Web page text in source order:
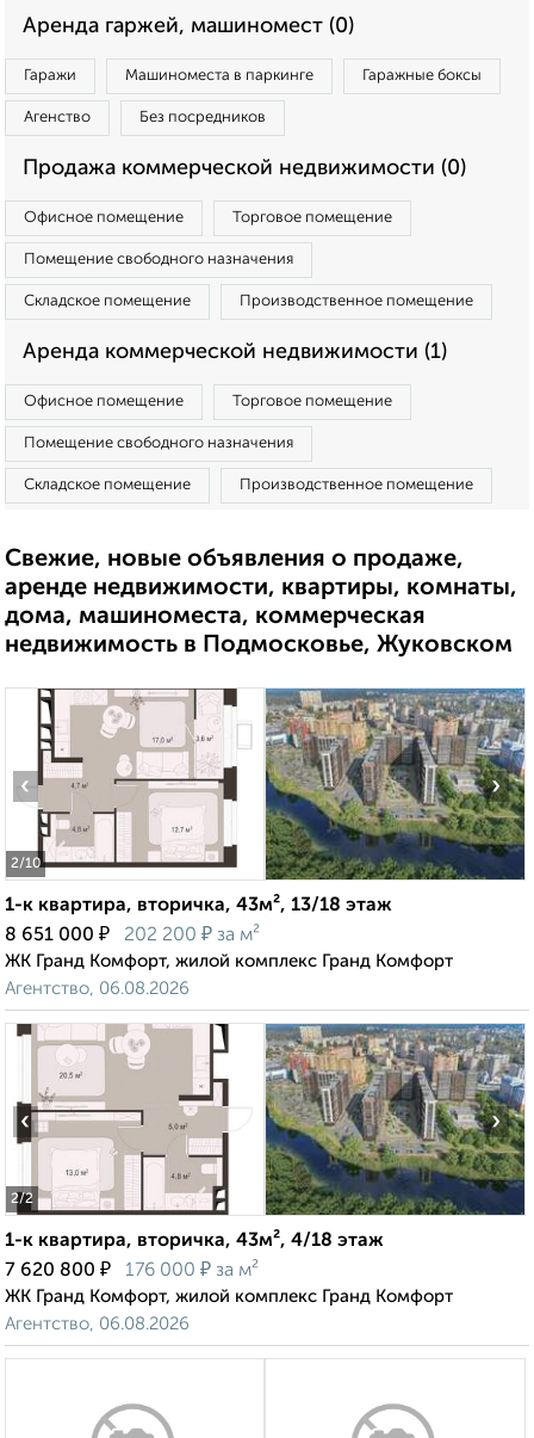
Аренда гаржей, машиномест (0)
Гаражи Машиноместа в паркинге Гаражные боксы
Агенство Без посредников
Продажа коммерческой недвижимости (0)
Офисное помещение Торговое помещение
Помещение свободного назначения
Складское помещение Производственное помещение
Аренда коммерческой недвижимости (1)
Офисное помещение Торговое помещение
Помещение свободного назначения
Складское помещение Производственное помещение
Свежие, новые объявления о продаже,
аренде недвижимости, квартиры, комнаты,
дома, машиноместа, коммерческая
недвижимость в Подмосковье, Жуковском
2/10
‹ ›
1-к квартира, вторичка, 43м², 13/18 этаж
8 651 000 ₽ 202 200 ₽ за м²
ЖК Гранд Комфорт, жилой комплекс Гранд Комфорт
Агентство, 06.08.2026
2/2
‹ ›
1-к квартира, вторичка, 43м², 4/18 этаж
7 620 800 ₽ 176 000 ₽ за м²
ЖК Гранд Комфорт, жилой комплекс Гранд Комфорт
Агентство, 06.08.2026